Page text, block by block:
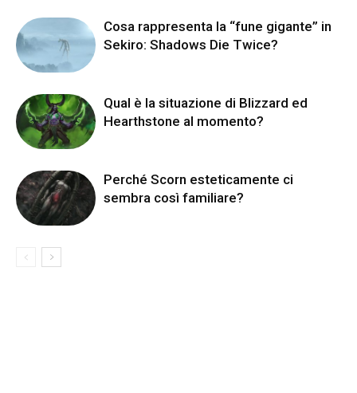
Cosa rappresenta la “fune gigante” in
Sekiro: Shadows Die Twice?
Qual è la situazione di Blizzard ed
Hearthstone al momento?
Perché Scorn esteticamente ci
sembra così familiare?